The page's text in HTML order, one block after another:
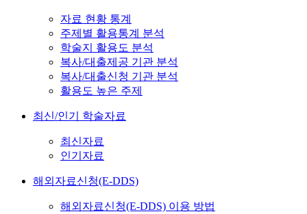
자료 현황 통계
주제별 활용통계 분석
학술지 활용도 분석
복사/대출제공 기관 분석
복사/대출신청 기관 분석
활용도 높은 주제
최신/인기 학술자료
최신자료
인기자료
해외자료신청(E-DDS)
해외자료신청(E-DDS) 이용 방법